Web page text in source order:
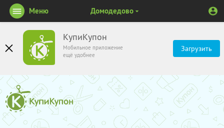
КупиКупон
Мобильное приложение
ещё удобнее
Загрузить
Меню Домодедово